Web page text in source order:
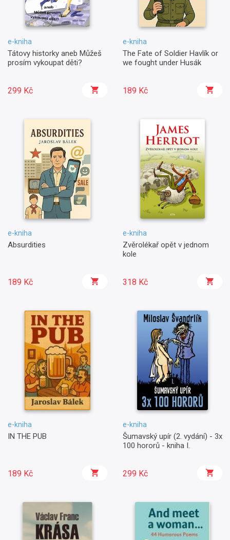
e-kniha
Tátovy historky aneb Můžeš
prosím vykoupat děti?
299 Kč
e-kniha
The Fate of Soldier Havlík or
we fought under Husák
189 Kč
e-kniha
Absurdities
189 Kč
e-kniha
Zvěrolékař opět v jednom
kole
318 Kč
e-kniha
IN THE PUB
189 Kč
e-kniha
Šumavský upír (2. vydání) - 3x
100 hororů - kniha I.
299 Kč